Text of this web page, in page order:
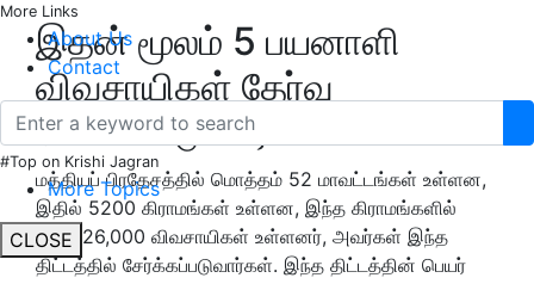
More Links
About Us
Contact
#Top on Krishi Jagran
More Topics
CLOSE
இதன் மூலம் 5 பயனாளி
விவசாயிகள் தேர்வு
செய்யப்படுவார்கள்
மத்தியப் பிரதேசத்தில் மொத்தம் 52 மாவட்டங்கள் உள்ளன,
இதில் 5200 கிராமங்கள் உள்ளன, இந்த கிராமங்களில்
சுமார் 26,000 விவசாயிகள் உள்ளனர், அவர்கள் இந்த
திட்டத்தில் சேர்க்கப்படுவார்கள். இந்த திட்டத்தின் பெயர்